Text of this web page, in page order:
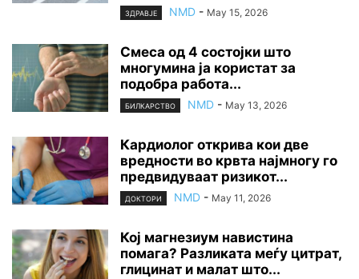
ЗДРАВЈЕ NMD - May 15, 2026
Смеса од 4 состојки што
многумина ја користат за
подобра работа...
БИЛКАРСТВО NMD - May 13, 2026
Кардиолог открива кои две
вредности во крвта најмногу го
предвидуваат ризикот...
ДОКТОРИ NMD - May 11, 2026
Кој магнезиум навистина
помага? Разликата меѓу цитрат,
глицинат и малат што...